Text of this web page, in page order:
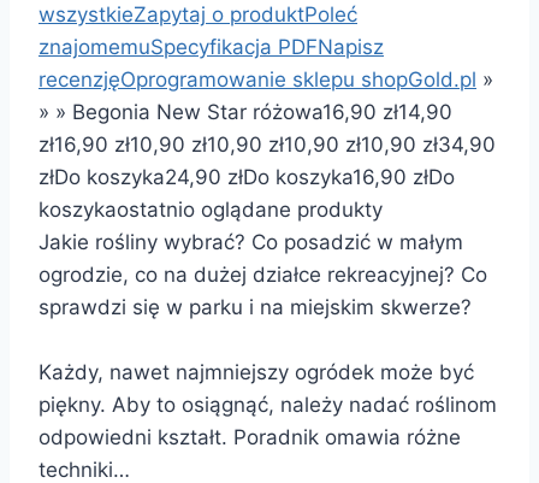
wszystkieZapytaj o produktPoleć
znajomemuSpecyfikacja PDFNapisz
recenzjęOprogramowanie sklepu shopGold.pl »
» » Begonia New Star różowa16,90 zł14,90
zł16,90 zł10,90 zł10,90 zł10,90 zł10,90 zł34,90
złDo koszyka24,90 złDo koszyka16,90 złDo
koszykaostatnio oglądane produkty
Jakie rośliny wybrać? Co posadzić w małym
ogrodzie, co na dużej działce rekreacyjnej? Co
sprawdzi się w parku i na miejskim skwerze?
Każdy, nawet najmniejszy ogródek może być
piękny. Aby to osiągnąć, należy nadać roślinom
odpowiedni kształt. Poradnik omawia różne
techniki…